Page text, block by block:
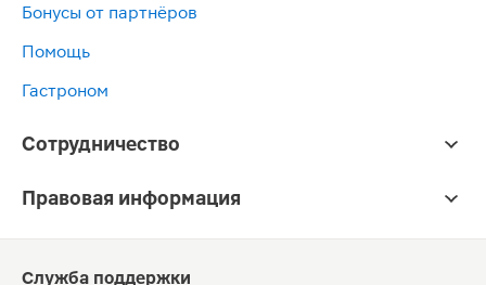
Бонусы от партнёров
Помощь
Гастроном
Сотрудничество
Правовая информация
Служба поддержки